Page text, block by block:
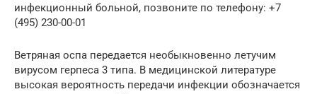
инфекционный больной, позвоните по телефону: +7
(495) 230-00-01
Ветряная оспа передается необыкновенно летучим
вирусом герпеса 3 типа. В медицинской литературе
высокая вероятность передачи инфекции обозначается